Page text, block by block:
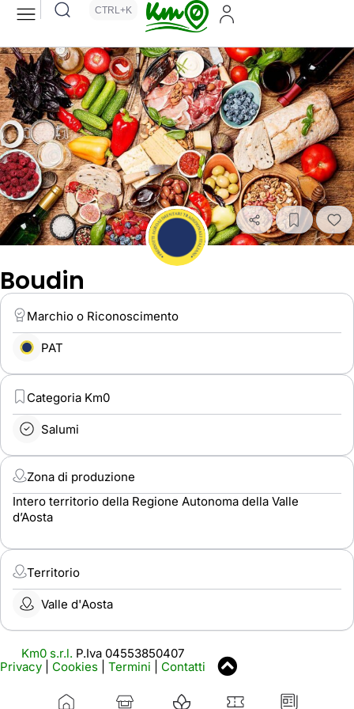
CTRL+K
Boudin
Marchio o Riconoscimento
PAT
Categoria Km0
Salumi
Zona di produzione
Intero territorio della Regione Autonoma della Valle
d’Aosta
Territorio
Valle d'Aosta
Km0 s.r.l. P.Iva 04553850407
Privacy
Cookies Termini Contatti